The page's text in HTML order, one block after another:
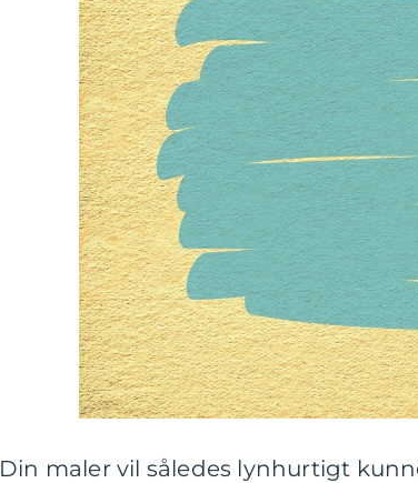
Din maler vil således lynhurtigt